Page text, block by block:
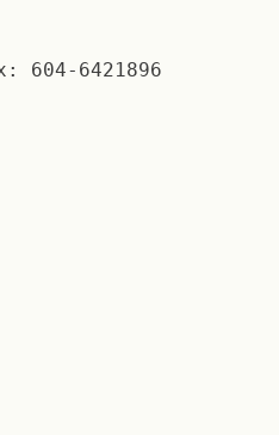
604-6421896